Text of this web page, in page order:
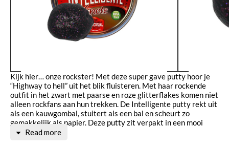
Kijk hier… onze rockster! Met deze super gave putty hoor je
“Highway to hell” uit het blik fluisteren. Met haar rockende
outfit in het zwart met paarse en roze glitterflakes komen niet
alleen rockfans aan hun trekken. De Intelligente putty rekt uit
als een kauwgombal, stuitert als een bal en scheurt zo
gemakkelijk als papier. Deze putty zit verpakt in een mooi
metalen blikje.
Read more